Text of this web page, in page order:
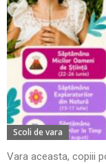
Scoli de vara
Vara aceasta, copiii